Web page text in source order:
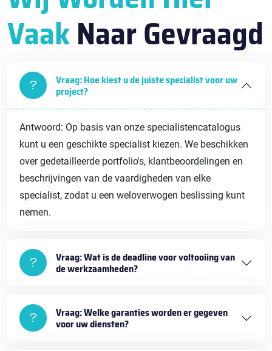
VaakNaar Gevraagd
Vraag: Hoe kiest u de juiste specialist voor uw
project?
Antwoord: Op basis van onze specialistencatalogus
kunt u een geschikte specialist kiezen. We beschikken
over gedetailleerde portfolio's, klantbeoordelingen en
beschrijvingen van de vaardigheden van elke
specialist, zodat u een weloverwogen beslissing kunt
nemen.
Vraag: Wat is de deadline voor voltooiing van
de werkzaamheden?
Vraag: Welke garanties worden er gegeven
voor uw diensten?